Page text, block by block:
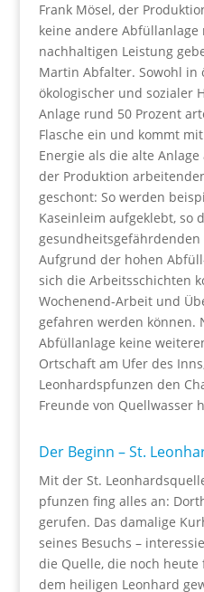
Frank Mösel, der
keine andere Abfüllanlage
nachhaltigen Leistung
Martin Abfalter. Sowohl in
ökologischer und sozialer
Anlage rund 50 Prozent
Flasche ein und kommt
Energie als die alte
der Produktion
geschont: So werden
Kaseinleim aufgeklebt, so
Aufgrund der hohen
sich die Arbeitsschichten
Wochenend-Arbeit und
gefahren werden können.
Abfüllanlage keine
Ortschaft am Ufer des
Leonhardspfunzen den
Freunde von Quellwasser
Der Beginn – St.
Mit der St.
pfunzen fing alles an:
gerufen. Das damalige
seines Besuchs –
die Quelle, die noch
dem heiligen Leonhard